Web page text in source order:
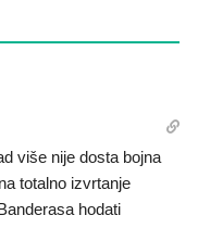
više nije dosta bojna
totalno izvrtanje
hodati